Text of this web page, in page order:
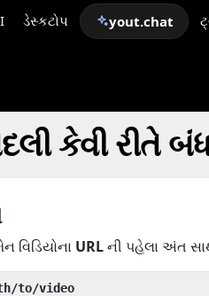
ડેસ્કટોપ yout.chat
કેવી રીતે
વિડિયોના URLની પહેલા અંત
to/video